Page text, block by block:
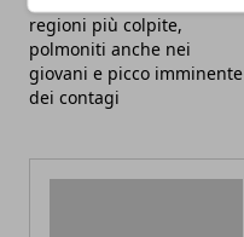
regioni più colpite,
polmoniti anche nei
giovani e picco imminente
dei contagi